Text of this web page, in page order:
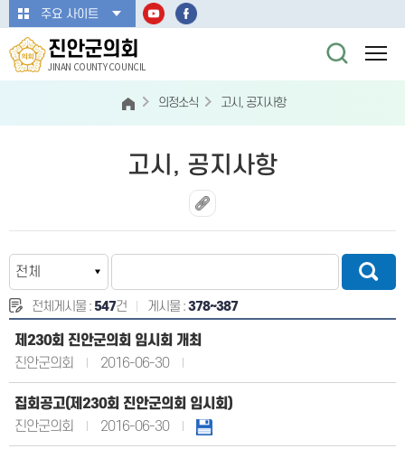
본문바로가기
주요 사이트
진안군의회
JINAN COUNTY COUNCIL
의정소식 고시, 공지사항
고시, 공지사항
전체게시물 : 547건 게시물 :378~387
제230회 진안군의회 임시회 개최
진안군의회
2016-06-30
집회공고(제230회 진안군의회 임시회)
진안군의회
2016-06-30